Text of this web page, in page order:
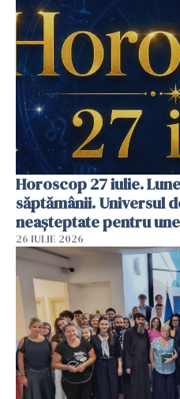
Horoscop 27 iulie.
săptămânii. Universul
neașteptate pentru
26 IULIE 2026